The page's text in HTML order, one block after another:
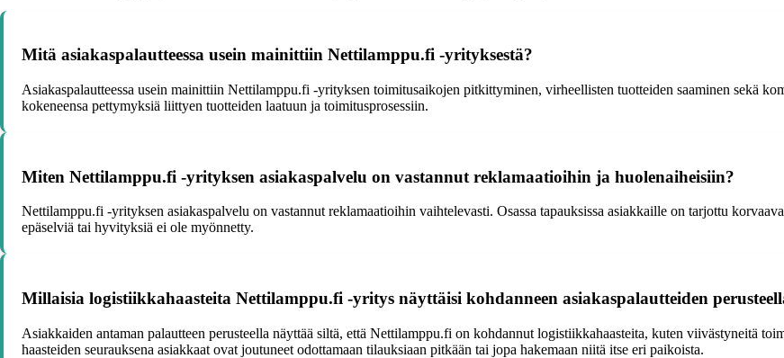
Mitä asiakaspalautteessa usein mainittiin Nettilamppu.fi -yrityksestä?
Asiakaspalautteessa usein mainittiin Nettilamppu.fi -yrityksen toimitusaikojen pitkittyminen, virheellisten tuotteiden saaminen sekä
kokeneensa pettymyksiä liittyen tuotteiden laatuun ja toimitusprosessiin.
Miten Nettilamppu.fi -yrityksen asiakaspalvelu on vastannut reklamaatioihin ja huolenaiheisiin?
Nettilamppu.fi -yrityksen asiakaspalvelu on vastannut reklamaatioihin vaihtelevasti. Osassa tapauksissa asiakkaille on tarjottu
epäselviä tai hyvityksiä ei ole myönnetty.
Millaisia logistiikkahaasteita Nettilamppu.fi -yritys näyttäisi kohdanneen asiakaspalautteiden
Asiakkaiden antaman palautteen perusteella näyttää siltä, että Nettilamppu.fi on kohdannut logistiikkahaasteita, kuten viivästyneitä
haasteiden seurauksena asiakkaat ovat joutuneet odottamaan tilauksiaan pitkään tai jopa hakemaan niitä itse eri paikoista.